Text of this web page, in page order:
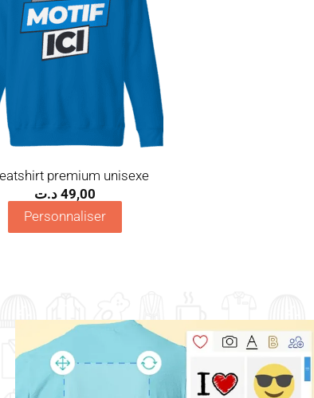
premium unisexe
49,00 د.ت
Personnaliser